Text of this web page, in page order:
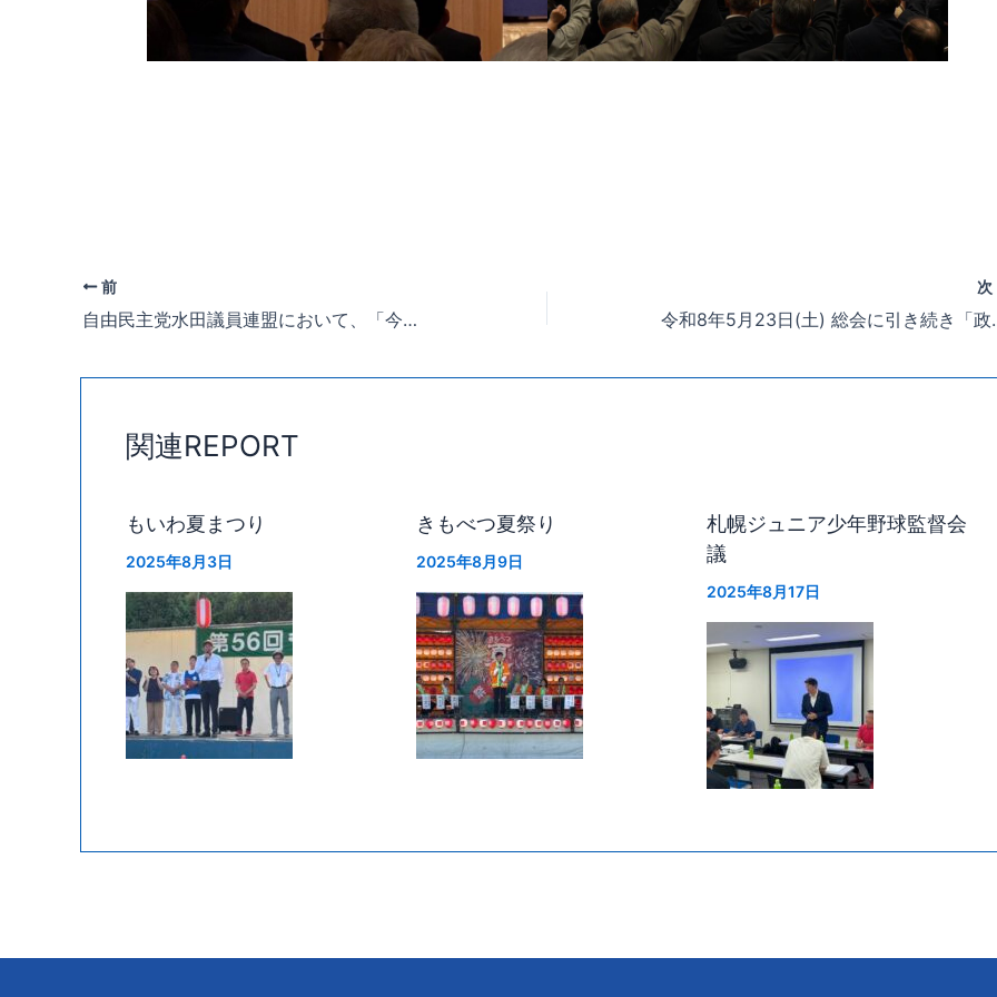
前
自由民主党水田議員連盟において、「今後の水田・畑作農業政策の確立に向けて緊急決議」を、鈴木憲和農林水産大臣に要請・手交いたしました。
次
令和8年5月23日(土) 総会
関連REPORT
もいわ夏まつり
2025年8月3日
きもべつ夏祭り
2025年8月9日
札幌ジュニア少年野球監督会
議
2025年8月17日